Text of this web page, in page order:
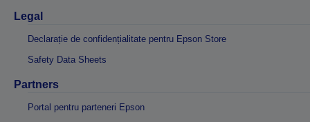
Legal
Declarație de confidențialitate pentru Epson Store
Safety Data Sheets
Partners
Portal pentru parteneri Epson